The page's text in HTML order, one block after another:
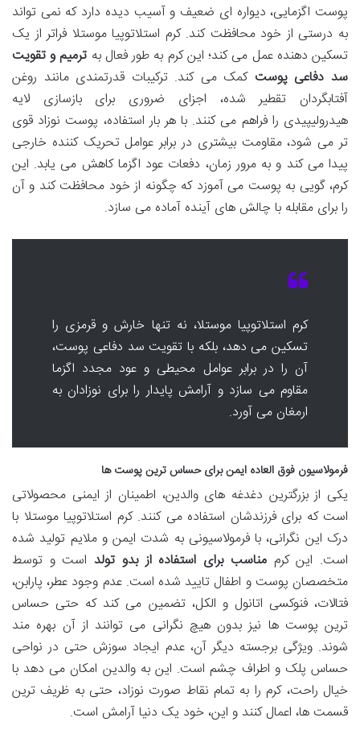
پوست اگزمایی، دیواره ای ضعیف و آسیب دیده دارد که نمی تواند
به درستی از خود محافظت کند. کرم استلاتوپیا موستلا فراتر از یک
تسکین دهنده عمل می کند؛ این کرم به طور فعال به ترمیم و تقویت
سد دفاعی پوست کمک می کند. ترکیبات قدرتمندی مانند روغن
آفتابگردان تقطیر شده، اجزای ضروری برای بازسازی لایه
هیدرولیپیدی را فراهم می کنند. با هر بار استفاده، پوست نوزاد قوی
تر می شود، مقاومت بیشتری در برابر عوامل تحریک کننده خارجی
پیدا می کند و به مرور زمان، دفعات عود اگزما کاهش می یابد. این
کرم، گویی به پوست می آموزد که چگونه از خود محافظت کند و آن
را برای مقابله با چالش های آینده آماده می سازد.
کرم استلاتوپیا موستلا، نه تنها خارش و قرمزی را
تسکین می دهد، بلکه با تقویت سد دفاعی پوست،
آن را در برابر عوامل محیطی و عود مجدد اگزما
مقاوم می سازد و آرامش پایدار را برای نوزادان به
ارمغان می آورد.
فرمولاسیون فوق العاده ایمن برای حساس ترین پوست ها
یکی از بزرگترین دغدغه های والدین، اطمینان از ایمنی محصولاتی
است که برای فرزندشان استفاده می کنند. کرم استلاتوپیا موستلا با
درک این نگرانی، با فرمولاسیونی به شدت ایمن و ملایم تولید شده
است. این کرممناسب برای استفاده از بدو تولداست و توسط
متخصصان پوست و اطفال تایید شده است. عدم وجود عطر، پارابن،
فتالات، فنوکسی اتانول و الکل، تضمین می کند که حتی حساس
ترین پوست ها نیز بدون هیچ نگرانی می توانند از آن بهره مند
شوند. ویژگی برجسته دیگر آن، عدم ایجاد سوزش حتی در نواحی
حساس پلک و اطراف چشم است. این به والدین امکان می دهد با
خیال راحت، کرم را به تمام نقاط صورت نوزاد، حتی به ظریف ترین
قسمت ها، اعمال کنند و این، خود یک دنیا آرامش است.